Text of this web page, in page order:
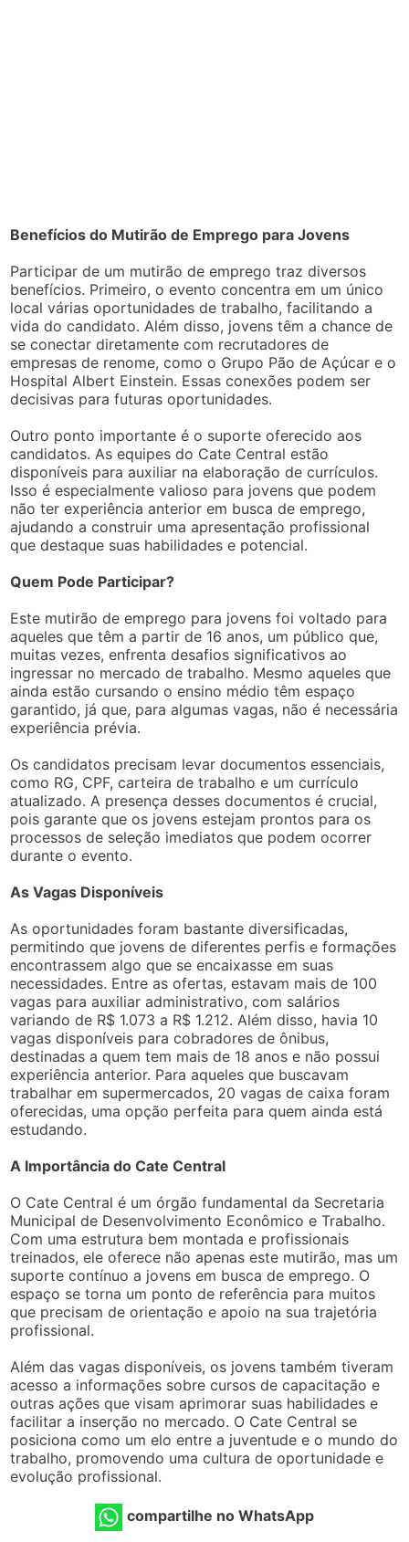
Benefícios do Mutirão de Emprego para Jovens
Participar de um mutirão de emprego traz diversos
benefícios. Primeiro, o evento concentra em um único
local várias oportunidades de trabalho, facilitando a
vida do candidato. Além disso, jovens têm a chance de
se conectar diretamente com recrutadores de
empresas de renome, como o Grupo Pão de Açúcar e o
Hospital Albert Einstein. Essas conexões podem ser
decisivas para futuras oportunidades.
Outro ponto importante é o suporte oferecido aos
candidatos. As equipes do Cate Central estão
disponíveis para auxiliar na elaboração de currículos.
Isso é especialmente valioso para jovens que podem
não ter experiência anterior em busca de emprego,
ajudando a construir uma apresentação profissional
que destaque suas habilidades e potencial.
Quem Pode Participar?
Este mutirão de emprego para jovens foi voltado para
aqueles que têm a partir de 16 anos, um público que,
muitas vezes, enfrenta desafios significativos ao
ingressar no mercado de trabalho. Mesmo aqueles que
ainda estão cursando o ensino médio têm espaço
garantido, já que, para algumas vagas, não é necessária
experiência prévia.
Os candidatos precisam levar documentos essenciais,
como RG, CPF, carteira de trabalho e um currículo
atualizado. A presença desses documentos é crucial,
pois garante que os jovens estejam prontos para os
processos de seleção imediatos que podem ocorrer
durante o evento.
As Vagas Disponíveis
As oportunidades foram bastante diversificadas,
permitindo que jovens de diferentes perfis e formações
encontrassem algo que se encaixasse em suas
necessidades. Entre as ofertas, estavam mais de 100
vagas para auxiliar administrativo, com salários
variando de R$ 1.073 a R$ 1.212. Além disso, havia 10
vagas disponíveis para cobradores de ônibus,
destinadas a quem tem mais de 18 anos e não possui
experiência anterior. Para aqueles que buscavam
trabalhar em supermercados, 20 vagas de caixa foram
oferecidas, uma opção perfeita para quem ainda está
estudando.
A Importância do Cate Central
O Cate Central é um órgão fundamental da Secretaria
Municipal de Desenvolvimento Econômico e Trabalho.
Com uma estrutura bem montada e profissionais
treinados, ele oferece não apenas este mutirão, mas um
suporte contínuo a jovens em busca de emprego. O
espaço se torna um ponto de referência para muitos
que precisam de orientação e apoio na sua trajetória
profissional.
Além das vagas disponíveis, os jovens também tiveram
acesso a informações sobre cursos de capacitação e
outras ações que visam aprimorar suas habilidades e
facilitar a inserção no mercado. O Cate Central se
posiciona como um elo entre a juventude e o mundo do
trabalho, promovendo uma cultura de oportunidade e
evolução profissional.
compartilhe no WhatsApp